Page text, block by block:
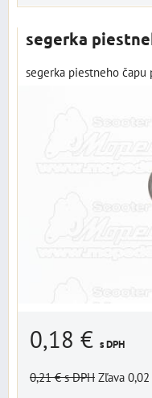
segerka
segerka piestneho
0,18 € s DPH
0,21 €s DPH Zľava